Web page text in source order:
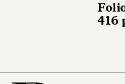
Folio
416